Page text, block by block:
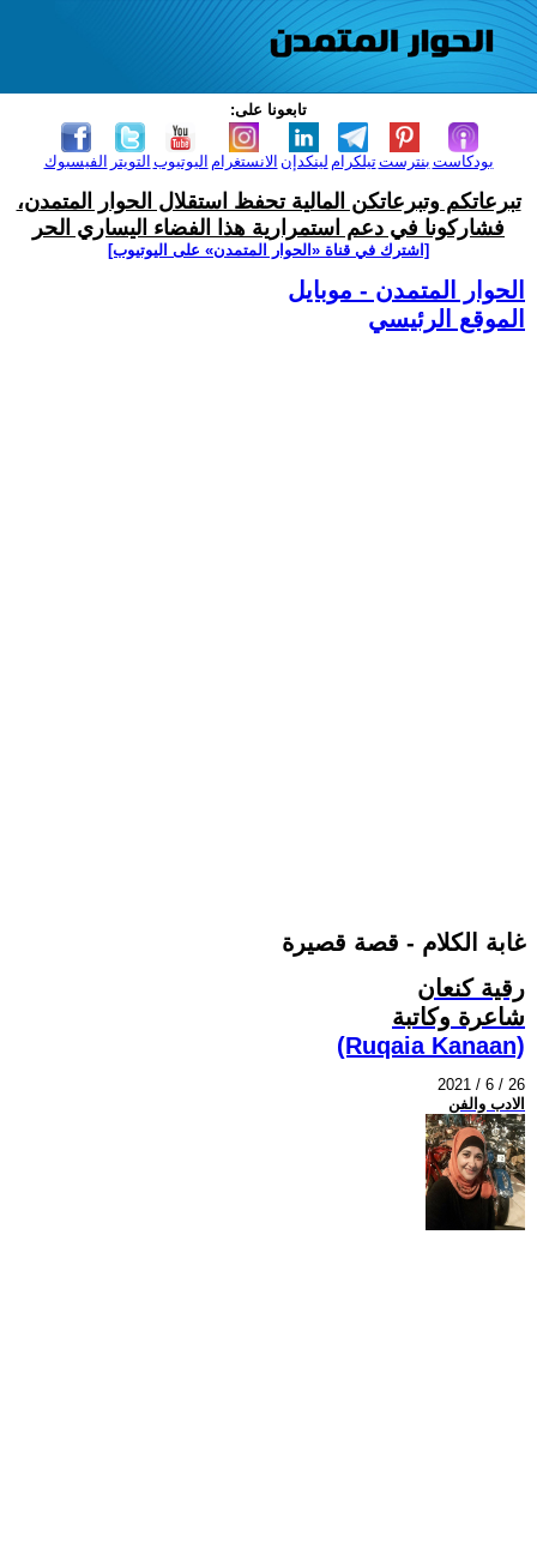
تابعونا على:
الفيسبوك التويتر اليوتيوب الانستغرام لينكدإن تيلكرامبنترست بودكاست
تبرعاتكم وتبرعاتكن المالية تحفظ استقلال الحوار المتمدن،
فشاركونا في دعم استمرارية هذا الفضاء اليساري الحر
[اشترك في قناة ‫«الحوار المتمدن» على اليوتيوب]
الحوار المتمدن - موبايل
الموقع الرئيسي
غابة الكلام - قصة قصيرة
رقية كنعان
شاعرة وكاتبة
(Ruqaia Kanaan)
2021 / 6 / 26
الادب والفن